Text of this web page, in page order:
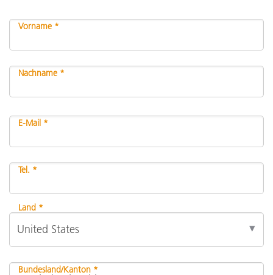
Vorname *
Nachname *
E-Mail *
Tel. *
Land *
Bundesland/Kanton *